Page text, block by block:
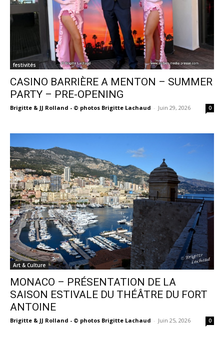
festivités
CASINO BARRIÈRE A MENTON – SUMMER
PARTY – PRE-OPENING
Brigitte & JJ Rolland - © photos Brigitte Lachaud - Juin 29, 2026 0
Art & Culture
MONACO – PRÉSENTATION DE LA
SAISON ESTIVALE DU THÉÂTRE DU FORT
ANTOINE
Brigitte & JJ Rolland - © photos Brigitte Lachaud - Juin 25, 2026 0